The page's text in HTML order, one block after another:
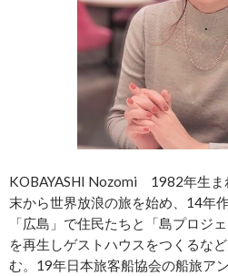
KOBAYASHI Nozomi 1982年生ま
末から世界放浪の旅を始め、14年
「広島」で住民たちと「島プロジ
を再生しゲストハウスをつくるな
む。19年日本旅客船協会の船旅ア